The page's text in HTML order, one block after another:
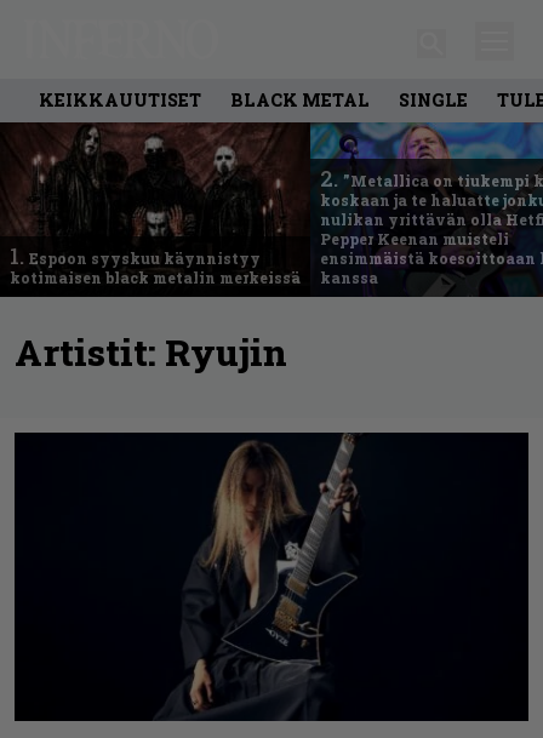
KEIKKAUUTISET BLACK METAL SINGLE
1. Espoon syyskuu käynnistyy
kotimaisen black metalin merkeissä
2. ”Metallica on tiukempi
koskaan ja te haluatte
nulikan yrittävän olla
Pepper Keenan muisteli
ensimmäistä
kanssa
Artistit: Ryujin